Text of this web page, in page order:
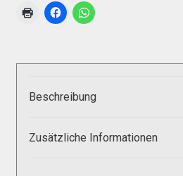
Datenschutzerklärung
Beschreibung
Zusätzliche Informationen